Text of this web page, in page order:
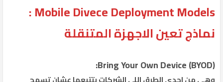
Mobile Divece Deployment Models :
نماذج تعين الاجهزة المتنقلة
Bring Your Own Device (BYOD):